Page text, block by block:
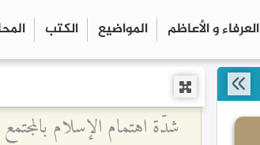
العرفاء و الأعاظم المواضیع الكتب
شدّة اهتمام الإسلام